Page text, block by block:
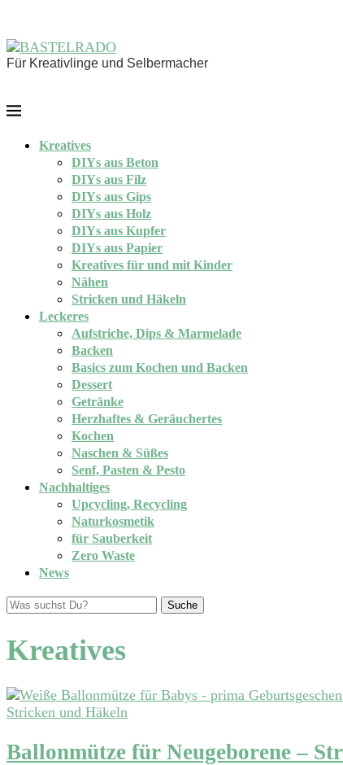
Für Kreativlinge und Selbermacher
Kreatives
DIYs aus Beton
DIYs aus Filz
DIYs aus Gips
DIYs aus Holz
DIYs aus Kupfer
DIYs aus Papier
Kreatives für und mit Kinder
Nähen
Stricken und Häkeln
Leckeres
Aufstriche, Dips & Marmelade
Backen
Basics zum Kochen und Backen
Dessert
Getränke
Herzhaftes & Geräuchertes
Kochen
Naschen & Süßes
Senf, Pasten & Pesto
Nachhaltiges
Upcycling, Recycling
Naturkosmetik
für Sauberkeit
Zero Waste
News
Suche
Kreatives
Stricken und Häkeln
Ballonmütze für Neugeborene –